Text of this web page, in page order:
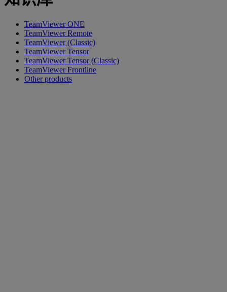
TeamViewer ONE
TeamViewer Remote
TeamViewer (Classic)
TeamViewer Tensor
TeamViewer Tensor (Classic)
TeamViewer Frontline
Other products